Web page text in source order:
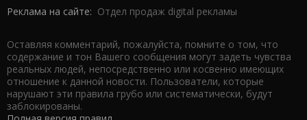
Реклама на сайте: Отдел продаж digital рекламы
Оставляя комментарий, пожалуйста, помните о том, что
содержание и тон Вашего сообщения могут задеть чувства
реальных людей, непосредственно или косвенно имеющих
отношение к данной новости. Пользователи, которые
нарушают эти правила грубо или систематически, будут
заблокированы.